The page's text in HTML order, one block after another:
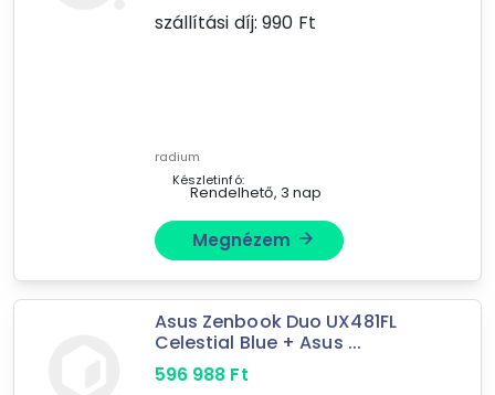
monitor és kiegészítői
toner, tintapatron, festékszalag
akkumulátor, elem, töltő
számítógépház
mobil-rack, külső keret, dokkoló
számítógép konfiguráció
szállítási díj: 990 Ft
radium
Készletinfó:
Rendelhető, 3 nap
Megnézem arrow_forward
Asus Zenbook Duo UX481FL
Celestial Blue + Asus ...
596 988 Ft